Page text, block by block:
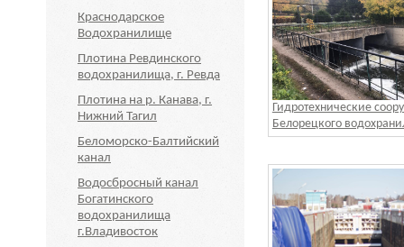
Краснодарское
Водохранилище
Плотина Ревдинского
водохранилища, г. Ревда
Плотина на р. Канава, г.
Нижний Тагил
Беломорско-Балтийский
канал
Водосбросный канал
Богатинского
водохранилища
г.Владивосток
Гидротехнические
Белорецкого